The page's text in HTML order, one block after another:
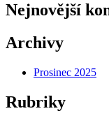
Nejnovější
Archivy
Prosinec 2025
Rubriky